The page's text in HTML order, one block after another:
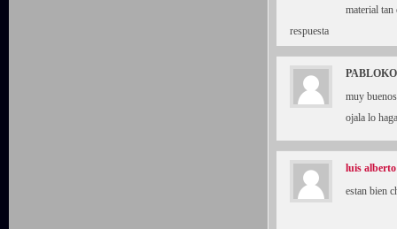
material
respuesta
muy
ojala lo
luis
estan bien